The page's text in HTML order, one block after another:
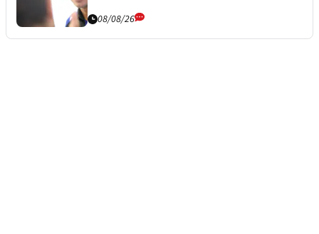
08/08/26